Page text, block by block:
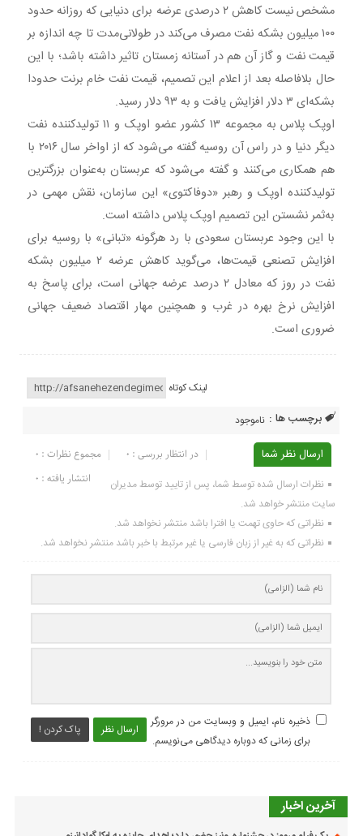
مشخص نیست کاهش ۲ درصدی عرضه برای دنیایی که روزانه حدود
۱۰۰ میلیون بشکه نفت مصرف می‌کند در طولانی‌مدت تا چه اندازه بر
قیمت نفت و گاز آن هم در آستانه زمستان تاثیر داشته باشد؛ با این
حال بلافاصله بعد از اعلام این تصمیم، قیمت نفت خام برنت حدودا
بشکه‌ای ۳ دلار افزایش یافت و به ۹۳ دلار رسید.
اوپک‌ پلاس به مجموعه ۱۳ کشور عضو اوپک و ۱۱ تولیدکننده نفت
دیگر دنیا و در راس آن روسیه گفته می‌شود که از اواخر سال ۲۰۱۶ با
هم همکاری می‌کنند و گفته می‌شود که عربستان‌ به‌عنوان بزرگترین
تولیدکننده اوپک و رهبر «دوفاکتوی» این سازمان، نقش مهمی در
به‌ثمر نشستن این تصمیم اوپک‌ پلاس داشته است.
با این وجود عربستان سعودی با رد هرگونه «تبانی» با روسیه برای
افزایش تصنعی قیمت‌ها، می‌گوید کاهش عرضه ۲ میلیون بشکه
نفت در روز که معادل ۲ درصد عرضه جهانی است، برای پاسخ به
افزایش نرخ بهره در غرب و همچنین مهار اقتصاد ضعیف جهانی
ضروری است.
لینک کوتاه
برچسب ها : ناموجود
ارسال نظر شما مجموع نظرات : 0
در انتظار بررسی : 0
انتشار یافته : ۰
نظرات ارسال شده توسط شما، پس از تایید توسط مدیران
سایت منتشر خواهد شد.
نظراتی که حاوی تهمت یا افترا باشد منتشر نخواهد شد.
نظراتی که به غیر از زبان فارسی یا غیر مرتبط با خبر باشد منتشر نخواهد شد.
ارسال نظر پاک کردن !
ذخیره نام، ایمیل و وبسایت من در مرورگر
برای زمانی که دوباره دیدگاهی می‌نویسم.
آخرین اخبار